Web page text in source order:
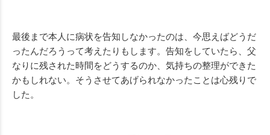
最後まで本人に病状を告知しなかったのは、今思えばどうだ
ったんだろうって考えたりもします。告知をしていたら、父
なりに残された時間をどうするのか、気持ちの整理ができた
かもしれない。そうさせてあげられなかったことは心残りで
した。